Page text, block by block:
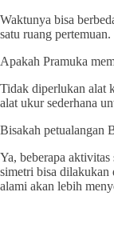
Waktunya bisa
satu ruang pertemuan.
Apakah Pramuka
Tidak diperlukan alat
alat ukur sederhana
Bisakah petualangan
Ya, beberapa
simetri bisa dilakukan
alami akan lebih